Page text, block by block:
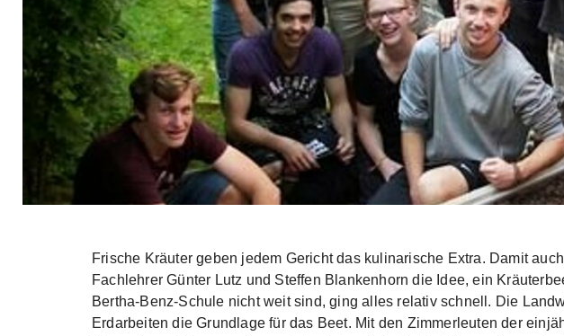
Skip to main contentFrische Kräuter geben jedem Gericht das kulinarische Extra. Damit
Fachlehrer Günter Lutz und Steffen Blankenhorn die Idee, ein
Bertha-Benz-Schule nicht weit sind, ging alles relativ schnell. Die
Erdarbeiten die Grundlage für das Beet. Mit den Zimmerleuten der